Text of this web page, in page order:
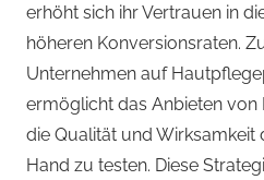
erhöht sich ihr Vertrauen in
höheren Konversionsraten.
Unternehmen auf
ermöglicht das Anbieten von
die Qualität und
Hand zu testen. Diese